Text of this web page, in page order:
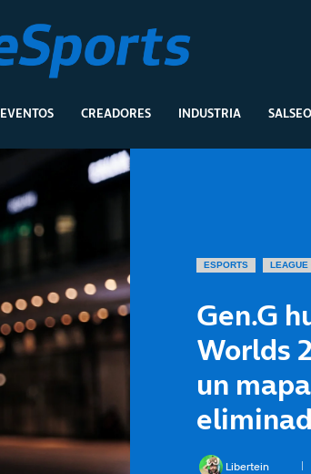
EVENTOS CREADORES INDUSTRIA SALSEO
ESPORTS
Gen.G
Worlds
un
Libertein